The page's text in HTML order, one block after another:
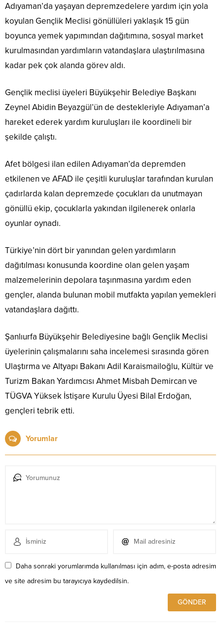
Adıyaman’da yaşayan depremzedelere yardım için yola
koyulan Gençlik Meclisi gönüllüleri yaklaşık 15 gün
boyunca yemek yapımından dağıtımına, sosyal market
kurulmasından yardımların vatandaşlara ulaştırılmasına
kadar pek çok alanda görev aldı.
Gençlik meclisi üyeleri Büyükşehir Belediye Başkanı
Zeynel Abidin Beyazgül’ün de destekleriyle Adıyaman’a
hareket ederek yardım kuruluşları ile koordineli bir
şekilde çalıştı.
Afet bölgesi ilan edilen Adıyaman’da depremden
etkilenen ve AFAD ile çeşitli kuruluşlar tarafından kurulan
çadırlarda kalan depremzede çocukları da unutmayan
gönüllü ekip, çocuklarla yakından ilgilenerek onlarla
oyunlar oynadı.
Türkiye’nin dört bir yanından gelen yardımların
dağıtılması konusunda koordine olan gelen yaşam
malzemelerinin depolara taşınmasına yardım eden
gençler, alanda bulunan mobil mutfakta yapılan yemekleri
vatandaşlara dağıttı.
Şanlıurfa Büyükşehir Belediyesine bağlı Gençlik Meclisi
üyelerinin çalışmalarını saha incelemesi sırasında gören
Ulaştırma ve Altyapı Bakanı Adil Karaismailoğlu, Kültür ve
Turizm Bakan Yardımcısı Ahmet Misbah Demircan ve
TÜGVA Yüksek İstişare Kurulu Üyesi Bilal Erdoğan,
gençleri tebrik etti.
Yorumlar
Daha sonraki yorumlarımda kullanılması için adım, e-posta adresim
ve site adresim bu tarayıcıya kaydedilsin.